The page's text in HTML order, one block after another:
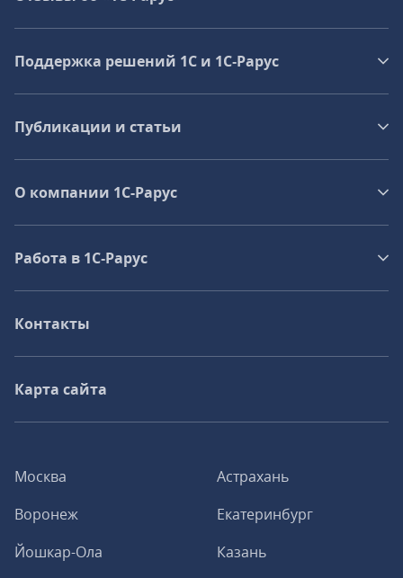
Москва
Астрахань
Воронеж
Екатеринбург
Йошкар-Ола
Казань
Поддержка решений 1С и 1С‑Рарус
Публикации и статьи
О компании 1C-Рарус
Работа в 1С‑Рарус
Контакты
Карта сайта